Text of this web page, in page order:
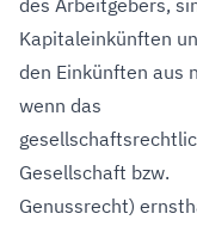
des Arbeitgebers,
Kapitaleinkünften
den Einkünften aus
wenn das
Gesellschaft bzw.
Genussrecht)